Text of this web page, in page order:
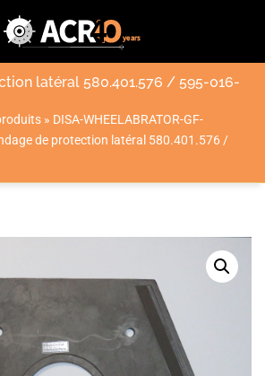
latéral 580.401.576 / 595-016-
» DISA-WHEELABRATOR-GF-
de protection latéral 580.401.576 /